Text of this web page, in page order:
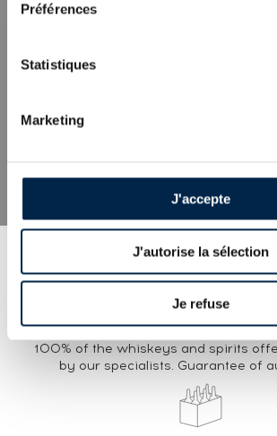
Préférences
Statistiques
Marketing
J'accepte
J'autorise la sélection
Je refuse
EXPERTISE
100% of the whiskeys and spirits
by our specialists. Guarantee of